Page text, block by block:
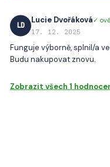
LD
Lucie Dvořáková✓
17. 12. 2025
Funguje výborně, splnil/a
Budu nakupovat znovu.
Zobrazit všech 1